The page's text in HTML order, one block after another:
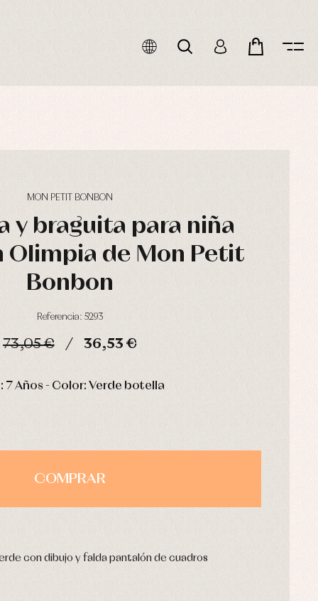
MON PETIT BONBON
y braguita para niña
Olimpia de Mon Petit
Bonbon
Referencia: 5293
73,05 € 36,53 €
7 Años - Color: Verde botella
COMPRAR
con dibujo y falda pantalón de cuadros